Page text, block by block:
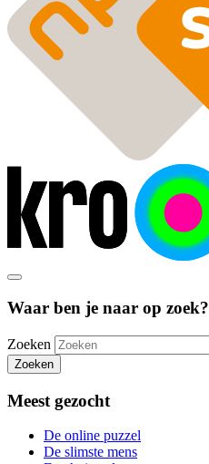
Waar ben je naar op zoek?
Zoeken
Zoeken
Meest gezocht
De online puzzel
De slimste mens